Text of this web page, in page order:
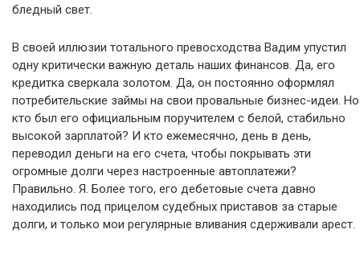
бледный свет.
В своей иллюзии тотального превосходства Вадим упустил
одну критически важную деталь наших финансов. Да, его
кредитка сверкала золотом. Да, он постоянно оформлял
потребительские займы на свои провальные бизнес-идеи. Но
кто был его официальным поручителем с белой, стабильно
высокой зарплатой? И кто ежемесячно, день в день,
переводил деньги на его счета, чтобы покрывать эти
огромные долги через настроенные автоплатежи?
Правильно. Я. Более того, его дебетовые счета давно
находились под прицелом судебных приставов за старые
долги, и только мои регулярные вливания сдерживали арест.